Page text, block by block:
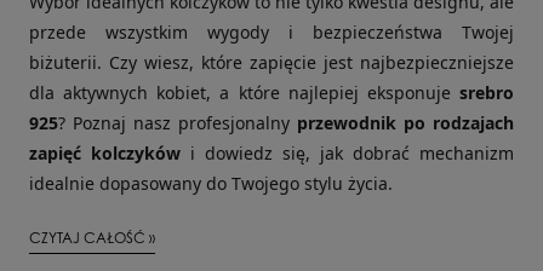
przede wszystkim wygody i bezpieczeństwa Twojej
biżuterii. Czy wiesz, które zapięcie jest najbezpieczniejsze
dla aktywnych kobiet, a które najlepiej eksponuje srebro
925? Poznaj nasz profesjonalny przewodnik po rodzajach
zapięć kolczyków i dowiedz się, jak dobrać mechanizm
idealnie dopasowany do Twojego stylu życia.
CZYTAJ CAŁOŚĆ »